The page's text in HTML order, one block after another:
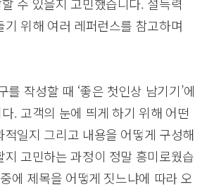
기 위해 여러 레퍼런스를 참고하며
를 작성할 때 ‘좋은 첫인상 남기기’에
. 고객의 눈에 띄게 하기 위해 어떤
적일지 그리고 내용을 어떻게 구성해
지 고민하는 과정이 정말 흥미로웠습
에 제목을 어떻게 짓느냐에 따라 오